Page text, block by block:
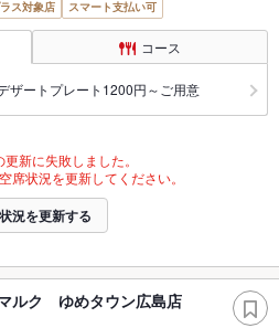
ス対象店 スマート支払い可
コース
ザートプレート1200円～ご用意
新に失敗しました。
席状況を更新してください。
況を更新する
ルク ゆめタウン広島店